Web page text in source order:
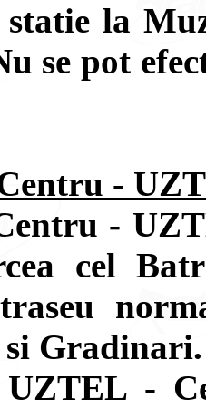
statie la
se pot
-
-
cel
Gradinari.
UZTEL -